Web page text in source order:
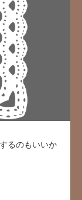
るのもいいか